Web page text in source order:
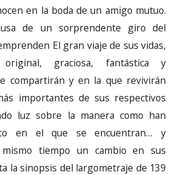
en la boda de un amigo mutuo.
de un sorprendente giro del
El gran viaje de sus vidas,
graciosa, fantástica y
compartirán y en la que revivirán
importantes de sus respectivos
luz sobre la manera como han
en el que se encuentran… y
tiempo un cambio en sus
la sinopsis del largometraje de 139